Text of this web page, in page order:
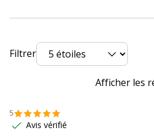
Données logistiques
Filtrer
Afficher les
5
Avis vérifié